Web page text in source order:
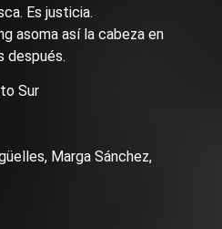
Es justicia.
asoma así la cabeza en
después.
Sur
Marga Sánchez,